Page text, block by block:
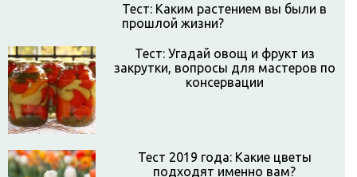
Тест: Каким растением вы были в
прошлой жизни?
Тест: Угадай овощ и фрукт из
закрутки, вопросы для мастеров по
консервации
Тест 2019 года: Какие цветы
подходят именно вам?